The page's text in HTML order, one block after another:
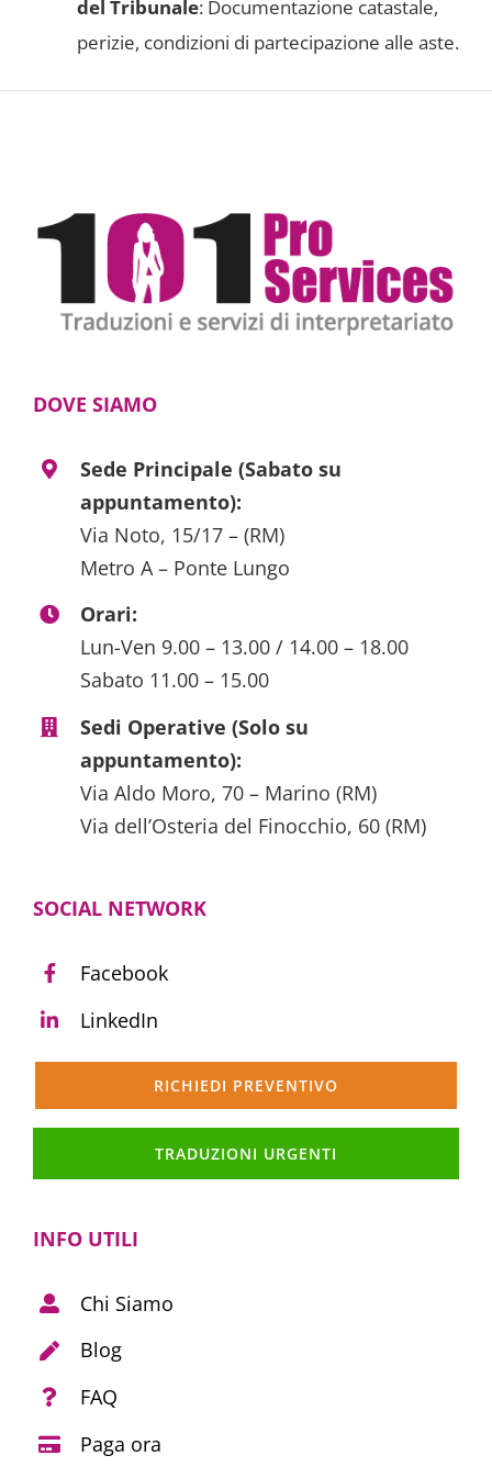
del Tribunale: Documentazione catastale,
perizie, condizioni di partecipazione alle aste.
DOVE SIAMO
Sede Principale (Sabato su
appuntamento):
Via Noto, 15/17 – (RM)
Metro A – Ponte Lungo
Orari:
Lun-Ven 9.00 – 13.00 / 14.00 – 18.00
Sabato 11.00 – 15.00
Sedi Operative (Solo su
appuntamento):
Via Aldo Moro, 70 – Marino (RM)
Via dell’Osteria del Finocchio, 60 (RM)
SOCIAL NETWORK
Facebook
LinkedIn
RICHIEDI PREVENTIVO
TRADUZIONI URGENTI
INFO UTILI
Chi Siamo
Blog
FAQ
Paga ora